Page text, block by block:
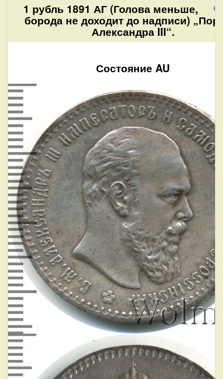
1 рубль 1891 АГ (Голова меньше,
борода не доходит до надписи)
Александра III“.
Состояние AU